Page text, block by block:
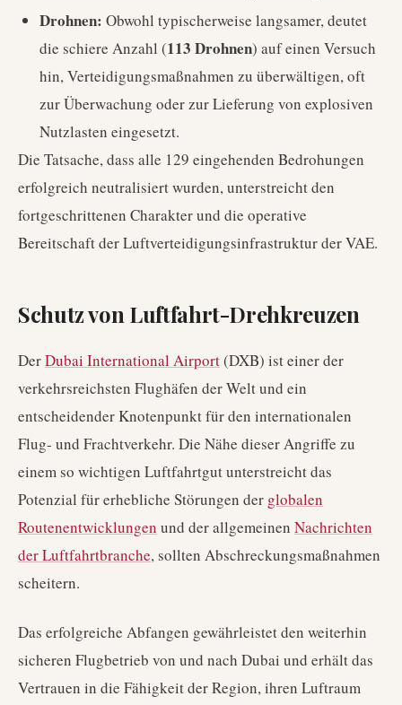
Drohnen: Obwohl typischerweise langsamer, deutet
die schiere Anzahl (113 Drohnen) auf einen Versuch
hin, Verteidigungsmaßnahmen zu überwältigen, oft
zur Überwachung oder zur Lieferung von explosiven
Nutzlasten eingesetzt.
Die Tatsache, dass alle 129 eingehenden Bedrohungen
erfolgreich neutralisiert wurden, unterstreicht den
fortgeschrittenen Charakter und die operative
Bereitschaft der Luftverteidigungsinfrastruktur der VAE.
Schutz von Luftfahrt-Drehkreuzen
DerDubai International Airport(DXB) ist einer der
verkehrsreichsten Flughäfen der Welt und ein
entscheidender Knotenpunkt für den internationalen
Flug- und Frachtverkehr. Die Nähe dieser Angriffe zu
einem so wichtigen Luftfahrtgut unterstreicht das
Potenzial für erhebliche Störungen der globalen
Routenentwicklungen und der allgemeinen Nachrichten
der Luftfahrtbranche, sollten Abschreckungsmaßnahmen
scheitern.
Das erfolgreiche Abfangen gewährleistet den weiterhin
sicheren Flugbetrieb von und nach Dubai und erhält das
Vertrauen in die Fähigkeit der Region, ihren Luftraum